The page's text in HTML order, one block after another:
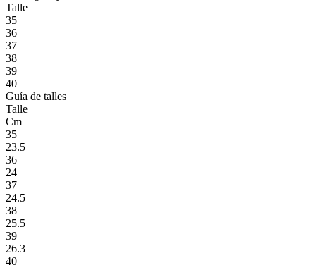
Talle
35
36
37
38
39
40
Guía de talles
Talle
Cm
35
23.5
36
24
37
24.5
38
25.5
39
26.3
40